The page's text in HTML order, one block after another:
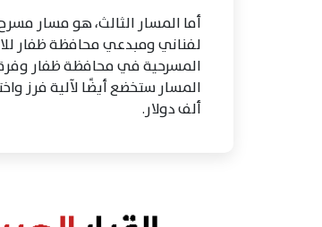
أما المسار الثالث، هو مسار
لفناني ومبدعي محافظة ظفار
المسرحية في محافظة ظفار
ألف دولار.